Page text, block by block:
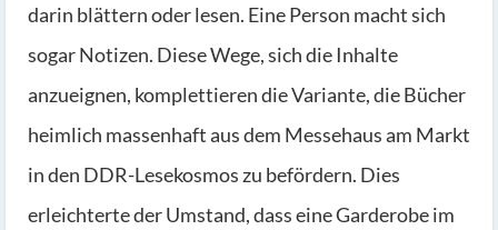
darin blättern oder lesen. Eine Person macht sich
sogar Notizen. Diese Wege, sich die Inhalte
anzueignen, komplettieren die Variante, die Bücher
heimlich massenhaft aus dem Messehaus am Markt
in den DDR-Lesekosmos zu befördern. Dies
erleichterte der Umstand, dass eine Garderobe im